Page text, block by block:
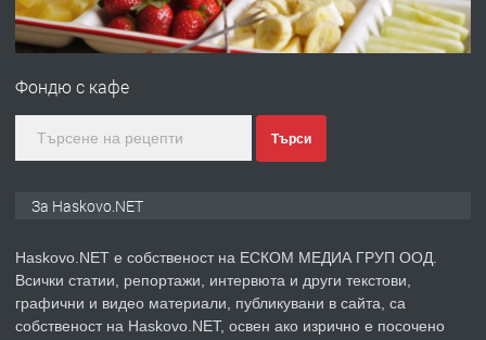
ПРЕДЛАГА
№4120 Магазин/Офис под наем в кв.
преди 3 дни
ПРЕДЛАГА Продавам парцел в гр. Хасково кв.
Фондю с кафе
Търси
За Haskovo.NET
Haskovo.NET е собственост на ЕСКОМ МЕДИА ГРУП ООД.
Всички статии, репортажи, интервюта и други текстови,
графични и видео материали, публикувани в сайта, са
собственост на Haskovo.NET, освен ако изрично е посочено